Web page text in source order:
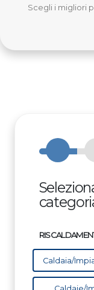
Scegli i migliori
Caldaia/